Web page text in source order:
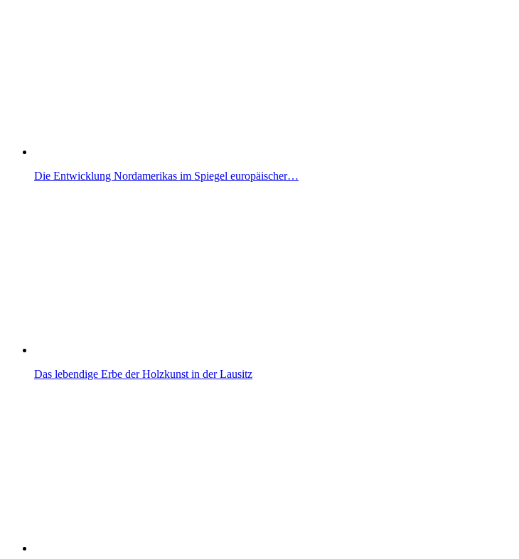
Die Entwicklung Nordamerikas im Spiegel europäischer…
Das lebendige Erbe der Holzkunst in der Lausitz